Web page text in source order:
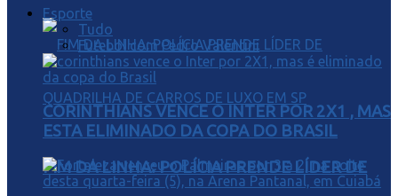
FIM DA LINHA: POLÍCIA PRENDE LÍDER DE
Esporte
Tudo
Futebol com Pedro Valentini
CORINTHIANS VENCE O INTER POR 2X1 , MAS
ESTA ELIMINADO DA COPA DO BRASIL